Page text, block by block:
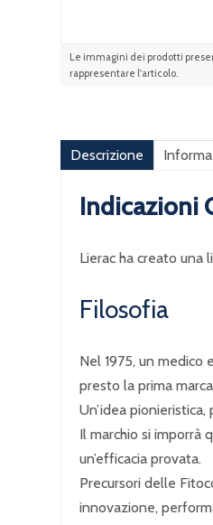
Le immagini dei prodotti
rappresentare l'articolo.
Descrizione
Indicazioni
Lierac ha creato una
Filosofia
Nel 1975, un
presto la prima
Un’idea
Il marchio si imporrà
un’efficacia provata.
Precursori delle
innovazione,